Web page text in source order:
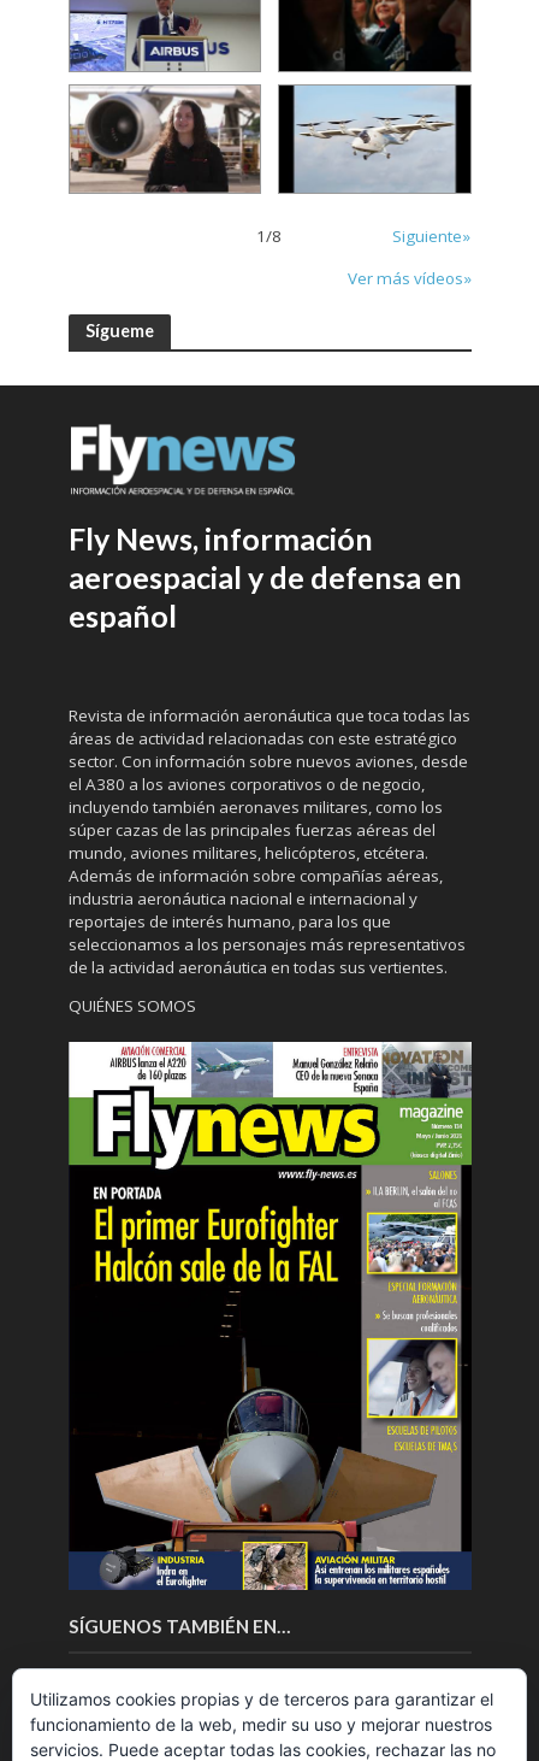
1/8
Siguiente»
Ver más vídeos»
Sígueme
Fly News, información
aeroespacial y de defensa en
español
Revista de información aeronáutica que toca todas las
áreas de actividad relacionadas con este estratégico
sector. Con información sobre nuevos aviones, desde
el A380 a los aviones corporativos o de negocio,
incluyendo también aeronaves militares, como los
súper cazas de las principales fuerzas aéreas del
mundo, aviones militares, helicópteros, etcétera.
Además de información sobre compañías aéreas,
industria aeronáutica nacional e internacional y
reportajes de interés humano, para los que
seleccionamos a los personajes más representativos
de la actividad aeronáutica en todas sus vertientes.
QUIÉNES SOMOS
SÍGUENOS TAMBIÉN EN…
Utilizamos cookies propias y de terceros para garantizar el
funcionamiento de la web, medir su uso y mejorar nuestros
servicios. Puede aceptar todas las cookies, rechazar las no